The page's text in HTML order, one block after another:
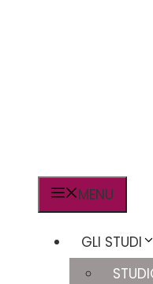
MENU
GLI STUDI